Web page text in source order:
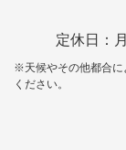
定休日：
※天候やその他都合に
ください。